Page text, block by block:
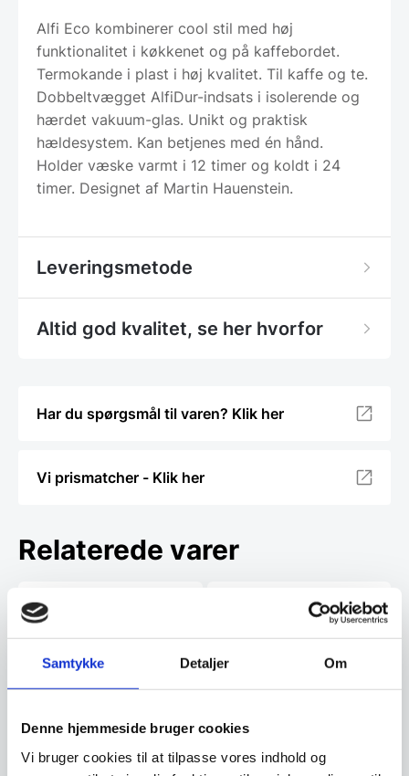
Samtykke Detaljer Om
Denne hjemmeside bruger cookies
Vi bruger cookies til at tilpasse vores indhold og
Alfi Eco kombinerer cool stil med høj
funktionalitet i køkkenet og på kaffebordet.
Termokande i plast i høj kvalitet. Til kaffe og te.
Dobbeltvægget AlfiDur-indsats i isolerende og
hærdet vakuum-glas. Unikt og praktisk
hældesystem. Kan betjenes med én hånd.
Holder væske varmt i 12 timer og koldt i 24
timer. Designet af Martin Hauenstein.
Leveringsmetode
Altid god kvalitet, se her hvorfor
Har du spørgsmål til varen? Klik her
Vi prismatcher - Klik her
Relaterede varer
SPAR 31%